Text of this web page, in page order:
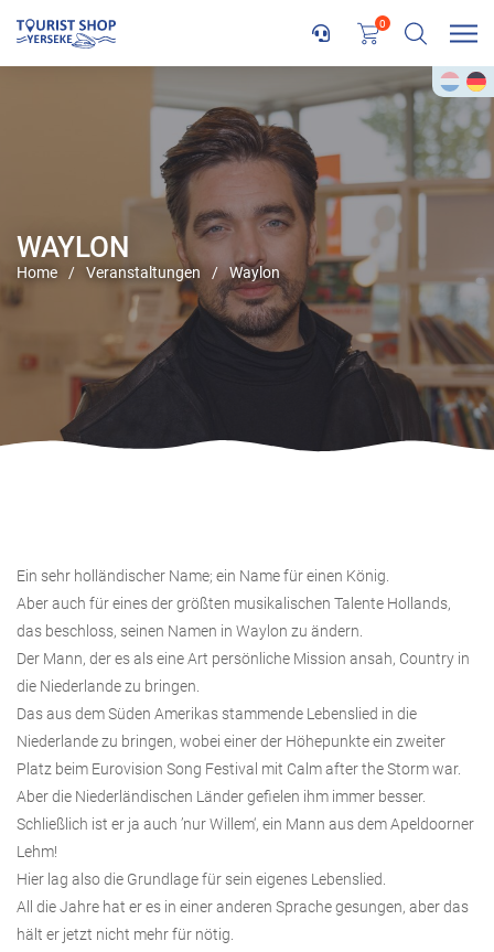
0
WAYLON
Home / Veranstaltungen / Waylon
Ein sehr holländischer Name; ein Name für einen König.
Aber auch für eines der größten musikalischen Talente Hollands,
das beschloss, seinen Namen in Waylon zu ändern.
Der Mann, der es als eine Art persönliche Mission ansah, Country in
die Niederlande zu bringen.
Das aus dem Süden Amerikas stammende Lebenslied in die
Niederlande zu bringen, wobei einer der Höhepunkte ein zweiter
Platz beim Eurovision Song Festival mit Calm after the Storm war.
Aber die Niederländischen Länder gefielen ihm immer besser.
Schließlich ist er ja auch ’nur Willem‘, ein Mann aus dem Apeldoorner
Lehm!
Hier lag also die Grundlage für sein eigenes Lebenslied.
All die Jahre hat er es in einer anderen Sprache gesungen, aber das
hält er jetzt nicht mehr für nötig.